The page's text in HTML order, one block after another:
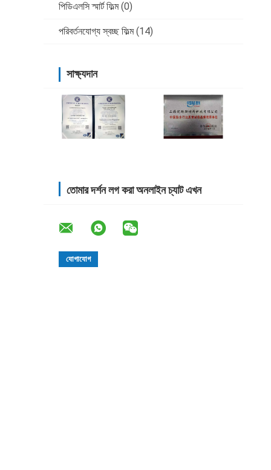
পিডিএলসি স্মার্ট ফিল্ম (0)
পরিবর্তনযোগ্য স্বচ্ছ ফিল্ম (14)
সাক্ষ্যদান
তোমার দর্শন লগ করা অনলাইন চ্যাট এখন